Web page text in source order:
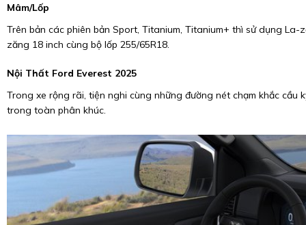
Mâm/lốp
Trên bản các phiên bản Sport, Titanium, Titanium+ thì sử dụng
zăng 18 inch cùng bộ lốp 255/65R18.
Nội Thất Ford Everest 2025
Trong xe rộng rãi, tiện nghi cùng những đường nét chạm khắc cầu
trong toàn phân khúc.